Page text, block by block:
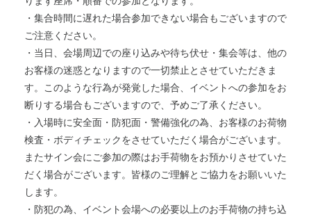
・集合時間に遅れた場合参加できない場合もございますので
ご注意ください。
・当日、会場周辺での座り込みや待ち伏せ・集会等は、他の
お客様の迷惑となりますので一切禁止とさせていただきま
す。このような行為が発覚した場合、イベントへの参加をお
断りする場合もございますので、予めご了承ください。
・入場時に安全面・防犯面・警備強化の為、お客様のお荷物
検査・ボディチェックをさせていただく場合がございます。
またサイン会にご参加の際はお手荷物をお預かりさせていた
だく場合がございます。皆様のご理解とご協力をお願いいた
します。
・防犯の為、イベント会場への必要以上のお手荷物の持ち込